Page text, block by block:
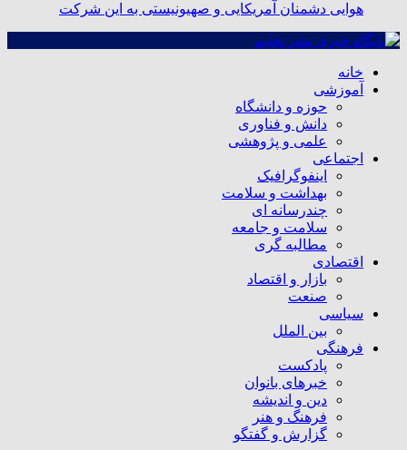
هوایی دشمنان آمریکایی و صهیونیستی به این شرکت
خانه
آموزشی
حوزه و دانشگاه
دانش و فناوری
علمی و پژوهشی
اجتماعی
اینفوگرافیک
بهداشت و سلامت
چندرسانه ای
سلامت و جامعه
مطالبه گری
اقتصادی
بازار و اقتصاد
صنعت
سیاسی
بین الملل
فرهنگی
پادکست
خبرهای بانوان
دین و اندیشه
فرهنگ و هنر
گزارش و گفتگو